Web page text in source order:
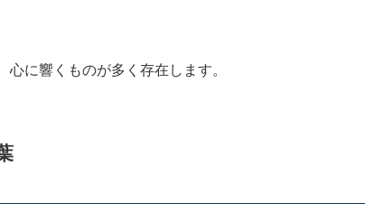
心に響くものが多く存在します。